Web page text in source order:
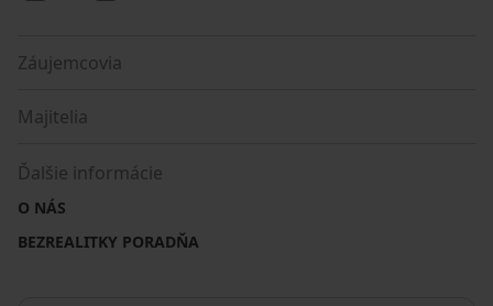
Záujemcovia
Majitelia
Ďalšie informácie
O NÁS
BEZREALITKY PORADŇA